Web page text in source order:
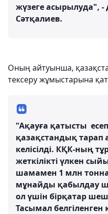
жүзеге асырылуда", -
Сәтқалиев.
Оның айтуынша,
тексеру жұмыстарына
"Ақауға қатысты
қазақстандық тарап
келісілді. КҚК-ның
жеткілікті үлкен
шамамен 1 млн
мұнайды қабылдау
ол үшін бірқатар
Тасымал белгіленген